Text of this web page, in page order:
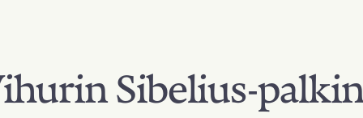
Sibelius-